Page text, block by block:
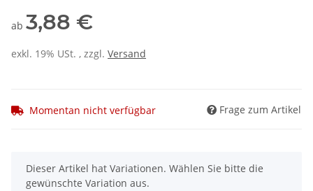
ab 3,88 €
exkl. 19% USt. , zzgl. Versand
Momentan nicht verfügbar Frage zum Artikel
x
Dieser Artikel hat Variationen. Wählen Sie bitte die
gewünschte Variation aus.